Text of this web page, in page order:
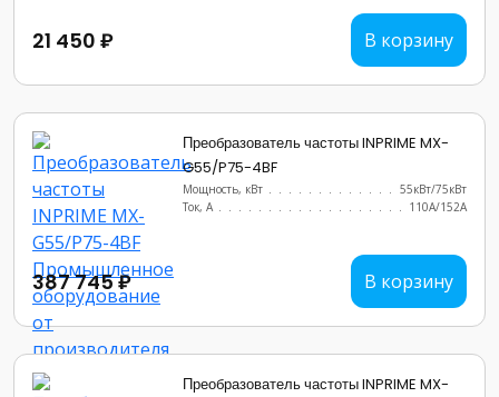
21 450 ₽ В корзину
Преобразователь частоты INPRIME MX-
G55/P75-4BF
Мощность, кВт
55кВт/75кВт
Ток, А
110А/152А
387 745 ₽ В корзину
Преобразователь частоты INPRIME MX-